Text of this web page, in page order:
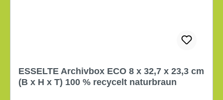
ESSELTE Archivbox ECO 8 x 32,7 x 23,3 cm
(B x H x T) 100 % recycelt naturbraun